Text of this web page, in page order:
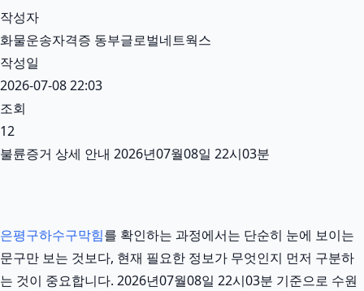
작성자
화물운송자격증 동부글로벌네트웍스
작성일
2026-07-08 22:03
조회
12
불륜증거 상세 안내 2026년07월08일 22시03분
은평구하수구막힘를 확인하는 과정에서는 단순히 눈에 보이는
문구만 보는 것보다, 현재 필요한 정보가 무엇인지 먼저 구분하
는 것이 중요합니다. 2026년07월08일 22시03분 기준으로 수원